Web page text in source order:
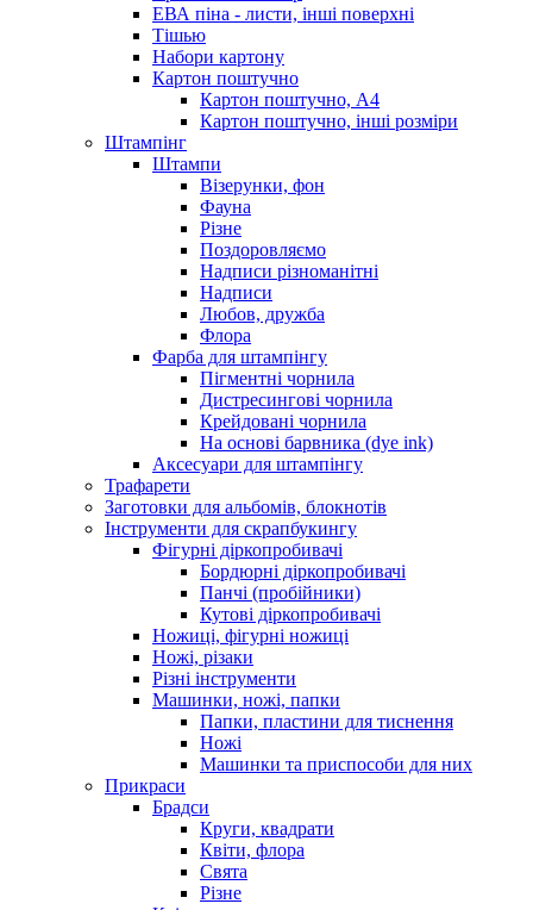
ЕВА піна - листи, інші поверхні
Тішью
Набори картону
Картон поштучно
Картон поштучно, А4
Картон поштучно, інші розміри
Штампінг
Штампи
Візерунки, фон
Фауна
Різне
Поздоровляємо
Надписи різноманітні
Надписи
Любов, дружба
Флора
Фарба для штампінгу
Пігментні чорнила
Дистресингові чорнила
Крейдовані чорнила
На основі барвника (dye ink)
Аксесуари для штампінгу
Трафарети
Заготовки для альбомів, блокнотів
Інструменти для скрапбукингу
Фігурні діркопробивачі
Бордюрні діркопробивачі
Панчі (пробійники)
Кутові діркопробивачі
Ножиці, фігурні ножиці
Ножі, різаки
Різні інструменти
Машинки, ножі, папки
Папки, пластини для тиснення
Ножі
Машинки та приспособи для них
Прикраси
Брадси
Круги, квадрати
Квіти, флора
Свята
Різне